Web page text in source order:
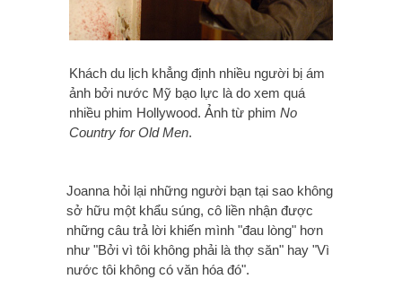
Khách du lịch khẳng định nhiều người bị ám
ảnh bởi nước Mỹ bạo lực là do xem quá
nhiều phim Hollywood. Ảnh từ phim No
Country for Old Men.
Joanna hỏi lại những người bạn tại sao không
sở hữu một khẩu súng, cô liền nhận được
những câu trả lời khiến mình "đau lòng" hơn
như "Bởi vì tôi không phải là thợ săn" hay "Vì
nước tôi không có văn hóa đó".